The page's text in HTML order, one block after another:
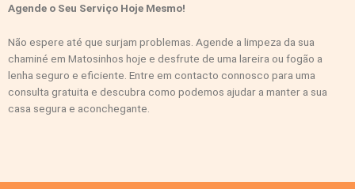
Agende o Seu Serviço Hoje Mesmo!
Não espere até que surjam problemas. Agende a limpeza da sua
chaminé em Matosinhos hoje e desfrute de uma lareira ou fogão a
lenha seguro e eficiente. Entre em contacto connosco para uma
consulta gratuita e descubra como podemos ajudar a manter a sua
casa segura e aconchegante.